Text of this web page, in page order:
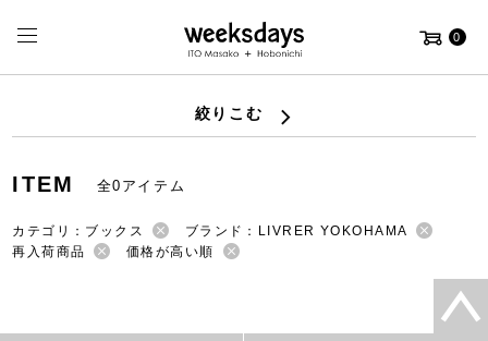
0
絞りこむ
ITEM 全0アイテム
カテゴリ：ブックス
ブランド：LIVRER YOKOHAMA
再入荷商品
価格が高い順